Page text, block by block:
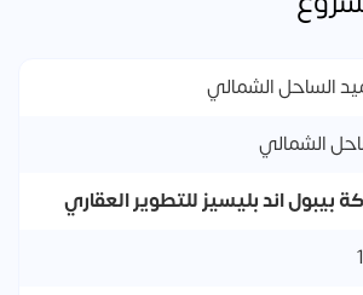
الساحل الشمالي
الشمالي
بيبول اند بليسيز للتطوير العقاري